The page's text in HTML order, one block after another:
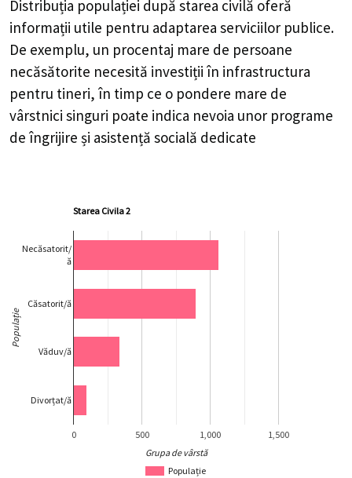
Distribuția populației după starea civilă oferă
informații utile pentru adaptarea serviciilor publice.
De exemplu, un procentaj mare de persoane
necăsătorite necesită investiții în infrastructura
pentru tineri, în timp ce o pondere mare de
vârstnici singuri poate indica nevoia unor programe
de îngrijire și asistență socială dedicate
Starea Civila 2
Populație
0 500 1,000 1,500
Necăsatorit/
ă
Căsatorit/ă
Văduv/ă
Divorțat/ă
Grupa de vârstă
Populație